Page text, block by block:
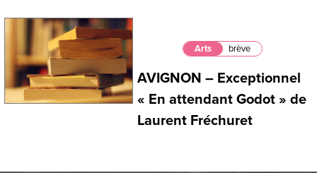
Arts brève
AVIGNON – Exceptionnel
« En attendant Godot » de
Laurent Fréchuret